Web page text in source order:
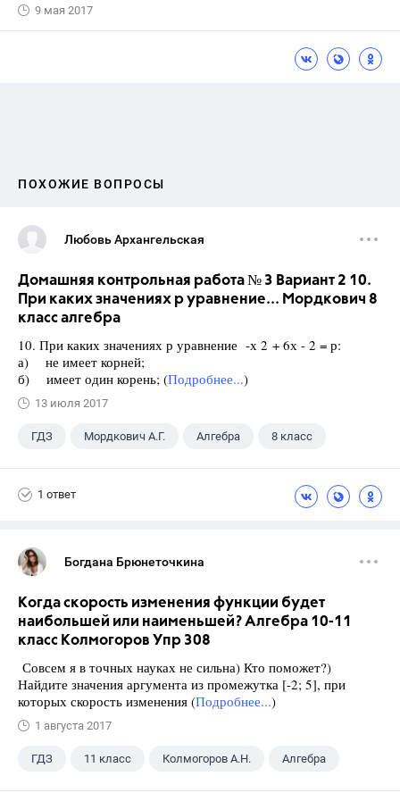
9 мая 2017
ПОХОЖИЕ ВОПРОСЫ
Любовь Архангельская
Домашняя контрольная работа № 3 Вариант 2 10.
При каких значениях р уравнение... Мордкович 8
класс алгебра
10. При каких значениях р уравнение -х 2 + 6х - 2 = р:
а) не имеет корней;
б) имеет один корень; (Подробнее...)
13 июля 2017
ГДЗ Мордкович А.Г. Алгебра 8 класс
1 ответ
Богдана Брюнеточкина
Когда скорость изменения функции будет
наибольшей или наименьшей? Алгебра 10-11
класс Колмогоров Упр 308
Совсем я в точных науках не сильна) Кто поможет?)
Найдите значения аргумента из промежутка [-2; 5], при
которых скорость изменения (Подробнее...)
1 августа 2017
ГДЗ 11 класс Колмогоров А.Н. Алгебра